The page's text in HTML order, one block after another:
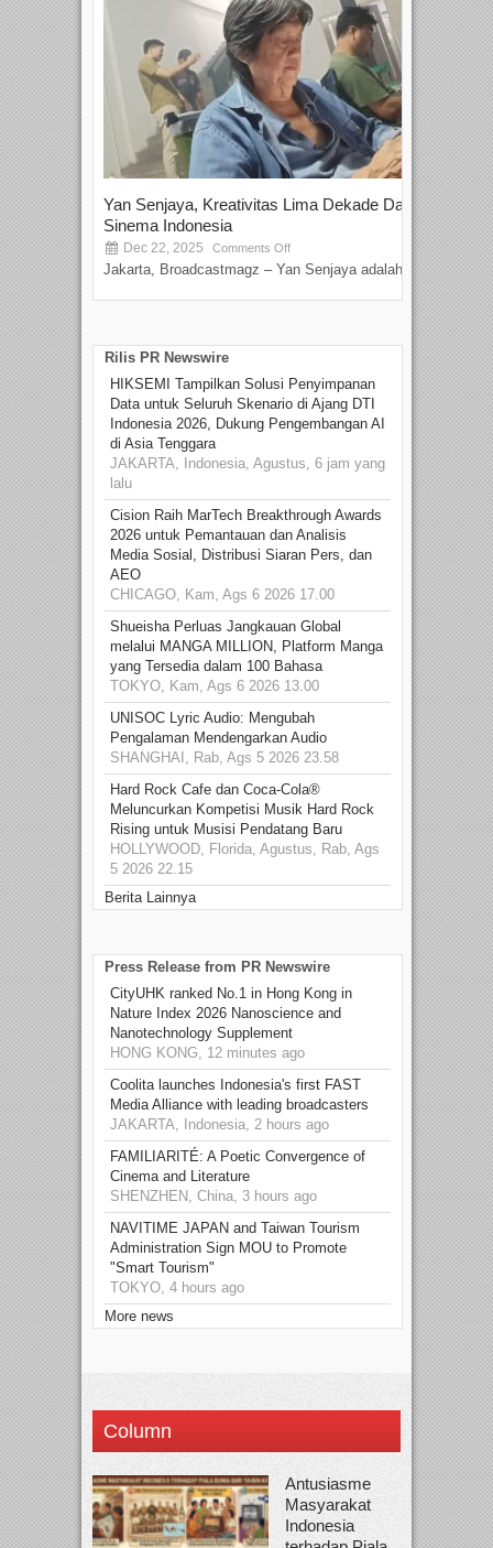
Yan Senjaya, Kreativitas Lima Dekade Dalam
Sinema Indonesia
Dec 22, 2025 Comments Off
Jakarta, Broadcastmagz – Yan Senjaya adalah...
Rilis PR Newswire
HIKSEMI Tampilkan Solusi Penyimpanan
Data untuk Seluruh Skenario di Ajang DTI
Indonesia 2026, Dukung Pengembangan AI
di Asia Tenggara
JAKARTA, Indonesia, Agustus, 6 jam yang
lalu
Cision Raih MarTech Breakthrough Awards
2026 untuk Pemantauan dan Analisis
Media Sosial, Distribusi Siaran Pers, dan
AEO
CHICAGO, Kam, Ags 6 2026 17.00
Shueisha Perluas Jangkauan Global
melalui MANGA MILLION, Platform Manga
yang Tersedia dalam 100 Bahasa
TOKYO, Kam, Ags 6 2026 13.00
UNISOC Lyric Audio: Mengubah
Pengalaman Mendengarkan Audio
SHANGHAI, Rab, Ags 5 2026 23.58
Hard Rock Cafe dan Coca-Cola®
Meluncurkan Kompetisi Musik Hard Rock
Rising untuk Musisi Pendatang Baru
HOLLYWOOD, Florida, Agustus, Rab, Ags
5 2026 22.15
Berita Lainnya
Press Release from PR Newswire
CityUHK ranked No.1 in Hong Kong in
Nature Index 2026 Nanoscience and
Nanotechnology Supplement
HONG KONG, 12 minutes ago
Coolita launches Indonesia's first FAST
Media Alliance with leading broadcasters
JAKARTA, Indonesia, 2 hours ago
FAMILIARITÉ: A Poetic Convergence of
Cinema and Literature
SHENZHEN, China, 3 hours ago
NAVITIME JAPAN and Taiwan Tourism
Administration Sign MOU to Promote
"Smart Tourism"
TOKYO, 4 hours ago
More news
Column
Antusiasme
Masyarakat
Indonesia